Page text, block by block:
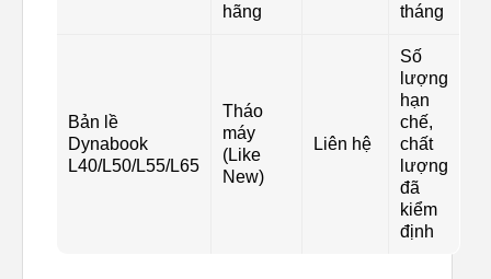
hãng
tháng
Bản lề
Dynabook
L40/L50/L55/L65
Tháo
máy
(Like
New)
Liên hệ
Số
lượng
hạn
chế,
chất
lượng
đã
kiểm
định